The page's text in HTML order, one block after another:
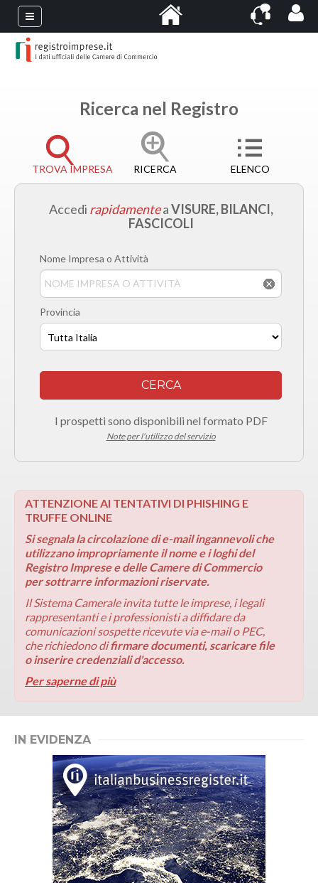
Ricerca nel Registro
TROVA IMPRESA RICERCA ELENCO
Accedi rapidamenteaVISURE, BILANCI,
FASCICOLI
Nome Impresa o Attività
Provincia
CERCA
I prospetti sono disponibili nel formato PDF
Note per l'utilizzo del servizio
ATTENZIONE AI TENTATIVI DI PHISHING E
TRUFFE ONLINE
Si segnala la circolazione di e-mail ingannevoli che
utilizzano impropriamente il nome e i loghi del
Registro Imprese e delle Camere di Commercio
per sottrarre informazioni riservate.
Il Sistema Camerale invita tutte le imprese, i legali
rappresentanti e i professionisti a diffidare da
comunicazioni sospette ricevute via e-mail o PEC,
che richiedono difirmare documenti, scaricare file
o inserire credenziali d'accesso.
Per saperne di più
IN EVIDENZA